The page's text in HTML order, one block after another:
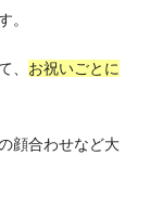
。
、 お祝いごとに
顔合わせなど大